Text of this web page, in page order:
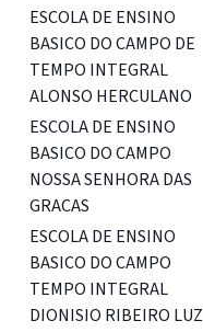
ESCOLA DE ENSINO
BASICO DO CAMPO DE
TEMPO INTEGRAL
ALONSO HERCULANO
ESCOLA DE ENSINO
BASICO DO CAMPO
NOSSA SENHORA DAS
GRACAS
ESCOLA DE ENSINO
BASICO DO CAMPO
TEMPO INTEGRAL
DIONISIO RIBEIRO LUZ